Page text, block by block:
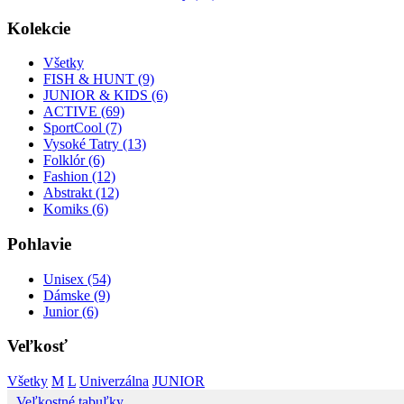
Kolekcie
Všetky
FISH & HUNT (9)
JUNIOR & KIDS (6)
ACTIVE (69)
SportCool (7)
Vysoké Tatry (13)
Folklór (6)
Fashion (12)
Abstrakt (12)
Komiks (6)
Pohlavie
Unisex (54)
Dámske (9)
Junior (6)
Veľkosť
Všetky M L Univerzálna JUNIOR